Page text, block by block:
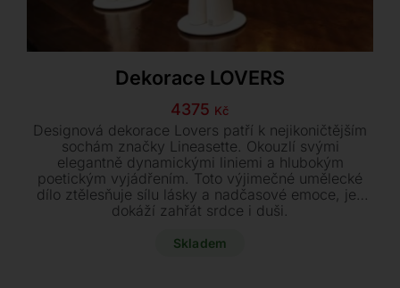
Dekorace LOVERS
4375 Kč
Designová dekorace Lovers patří k nejikoničtějším
sochám značky Lineasette. Okouzlí svými
elegantně dynamickými liniemi a hlubokým
poetickým vyjádřením. Toto výjimečné umělecké
dílo ztělesňuje sílu lásky a nadčasové emoce, jež
dokáží zahřát srdce i duši.
Skladem